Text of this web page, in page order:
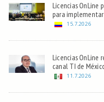
Licencias OnLine
para
15.7.2026
Licencias
canal TI de
11.7.2026